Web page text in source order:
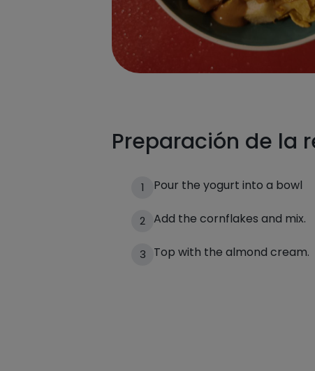
Preparación de la
1 Pour the yogurt into a bowl
2 Add the cornflakes and mix.
3 Top with the almond cream.